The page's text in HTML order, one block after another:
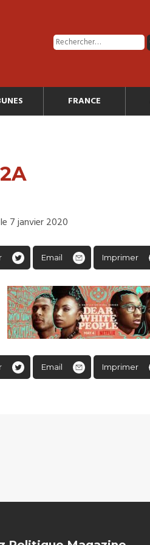
FRANCE
7 janvier 2020
Email Imprimer
Email Imprimer